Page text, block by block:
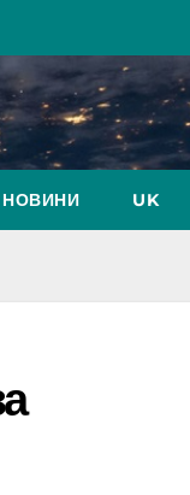
НОВИНИ UK